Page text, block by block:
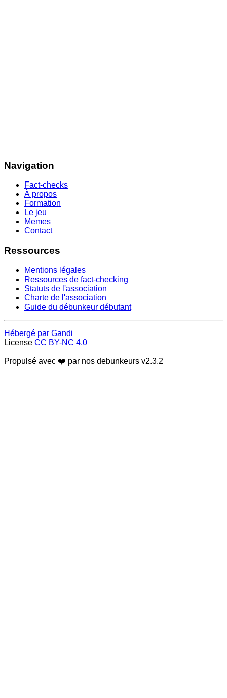
Navigation
Fact-checks
À propos
Formation
Le jeu
Memes
Contact
Ressources
Mentions légales
Ressources de fact-checking
Statuts de l'association
Charte de l'association
Guide du débunkeur débutant
Hébergé par Gandi
License CC BY-NC 4.0
Propulsé avec ❤️ par nos debunkeurs v2.3.2